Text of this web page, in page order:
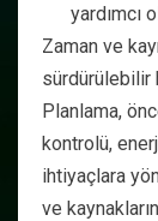
yardımcı
Zaman ve
sürdürülebilir
Planlama,
kontrolü,
ihtiyaçlara
ve